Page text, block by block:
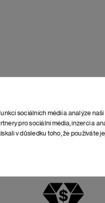
sociálních médií a analýze
pro sociální média, inzerci a
v důsledku toho, že používáte